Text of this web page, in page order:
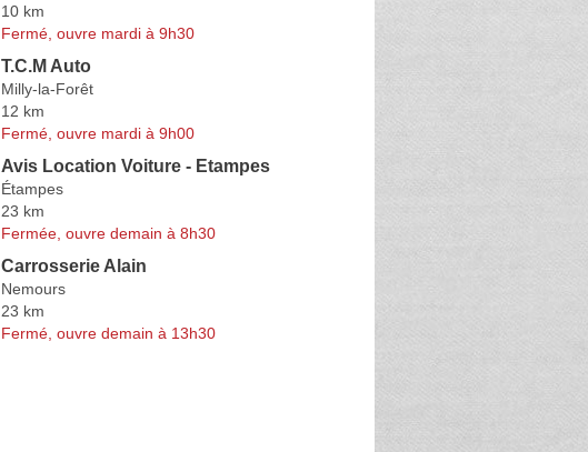
10 km
Fermé, ouvre mardi à 9h30
T.C.M Auto
Milly-la-Forêt
12 km
Fermé, ouvre mardi à 9h00
Avis Location Voiture - Etampes
Étampes
23 km
Fermée, ouvre demain à 8h30
Carrosserie Alain
Nemours
23 km
Fermé, ouvre demain à 13h30